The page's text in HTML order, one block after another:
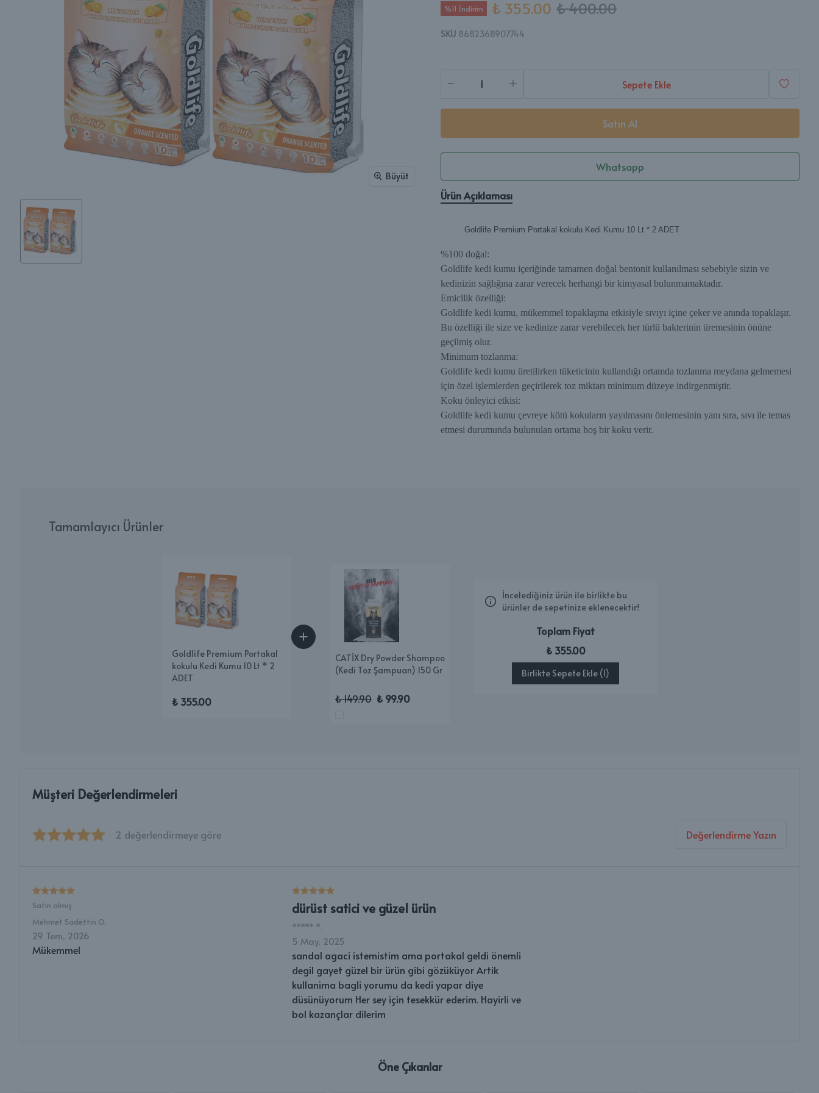
Büyüt
%11 İndirim ₺ 355.00 ₺ 400.00
SKU 8682368907744
Sepete Ekle
Satın Al
Whatsapp
Ürün Açıklaması
Goldlife Premium Portakal kokulu Kedi Kumu 10 Lt * 2 ADET
%100 doğal:
Goldlife kedi kumu içeriğinde tamamen doğal bentonit kullanılması sebebiyle sizin ve
kedinizin sağlığına zarar verecek herhangi bir kimyasal bulunmamaktadır.
Emicilik özelliği:
Goldlife kedi kumu, mükemmel topaklaşma etkisiyle sıvıyı içine çeker ve anında topaklaşır.
Bu özelliği ile size ve kedinize zarar verebilecek her türlü bakterinin üremesinin önüne
geçilmiş olur.
Minimum tozlanma:
Goldlife kedi kumu üretilirken tüketicinin kullandığı ortamda tozlanma meydana gelmemesi
için özel işlemlerden geçirilerek toz miktarı minimum düzeye indirgenmiştir.
Koku önleyici etkisi:
Goldlife kedi kumu çevreye kötü kokuların yayılmasını önlemesinin yanı sıra, sıvı ile temas
etmesi durumunda bulunulan ortama hoş bir koku verir.
Tamamlayıcı Ürünler
Goldlife Premium Portakal
kokulu Kedi Kumu 10 Lt * 2
ADET
₺ 355.00
CATİX Dry Powder Shampoo
(Kedi Toz Şampuan) 150 Gr
₺ 149.90 ₺ 99.90
İncelediğiniz ürün ile birlikte bu
ürünler de sepetinize eklenecektir!
Toplam Fiyat
₺ 355.00
Birlikte Sepete Ekle (1)
Müşteri Değerlendirmeleri
2 değerlendirmeye göre Değerlendirme Yazın
Satın almış
Mehmet Sadettin O.
29 Tem, 2026
Mükemmel
dürüst satici ve güzel ürün
***** *.
5 May, 2025
sandal agaci istemistim ama portakal geldi önemli
degil gayet güzel bir ürün gibi gözüküyor Artik
kullanima bagli yorumu da kedi yapar diye
düsünüyorum Her sey için tesekkür ederim. Hayirli ve
bol kazançlar dilerim
Öne Çıkanlar